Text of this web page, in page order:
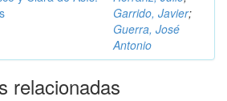
Garrido, Javier;
Guerra, José
Antonio
relacionadas